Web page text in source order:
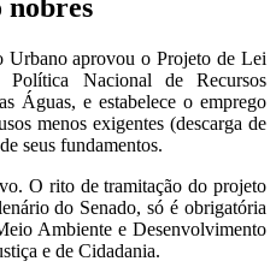
nobres
Urbano aprovou o Projeto de Lei
Nacional de Recursos
Águas, e estabelece o emprego
menos exigentes (descarga de
seus fundamentos.
O rito de tramitação do projeto
do Senado, só é obrigatória
Ambiente e Desenvolvimento
e de Cidadania.